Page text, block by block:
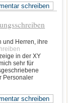
schreiben
und Herren, ihre
in der XY
sehr für
Personaler
schreiben